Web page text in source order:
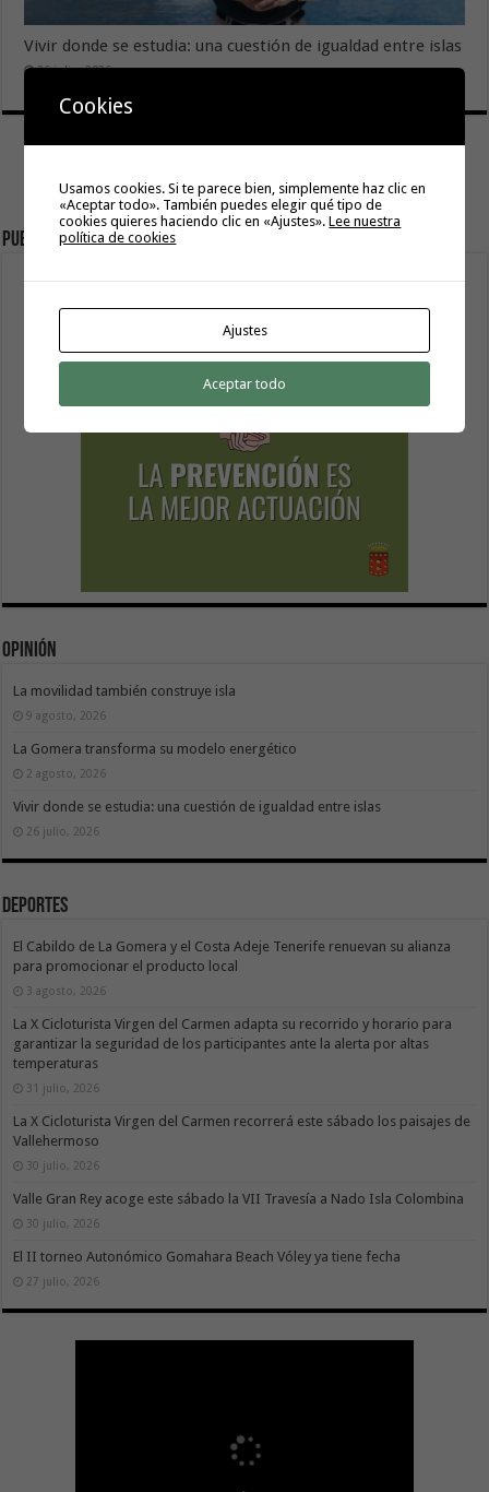
Vivir donde se estudia: una cuestión de igualdad entre islas
26 julio, 2026
Publicidad
Opinión
La movilidad también construye isla
9 agosto, 2026
La Gomera transforma su modelo energético
2 agosto, 2026
Vivir donde se estudia: una cuestión de igualdad entre islas
26 julio, 2026
Deportes
El Cabildo de La Gomera y el Costa Adeje Tenerife renuevan su alianza
para promocionar el producto local
3 agosto, 2026
La X Cicloturista Virgen del Carmen adapta su recorrido y horario para
garantizar la seguridad de los participantes ante la alerta por altas
temperaturas
31 julio, 2026
La X Cicloturista Virgen del Carmen recorrerá este sábado los paisajes de
Vallehermoso
30 julio, 2026
Valle Gran Rey acoge este sábado la VII Travesía a Nado Isla Colombina
30 julio, 2026
El II torneo Autonómico Gomahara Beach Vóley ya tiene fecha
27 julio, 2026
Cookies
Usamos cookies. Si te parece bien, simplemente haz clic en
«Aceptar todo». También puedes elegir qué tipo de
cookies quieres haciendo clic en «Ajustes».Lee nuestra
política de cookies
Ajustes
Aceptar todo